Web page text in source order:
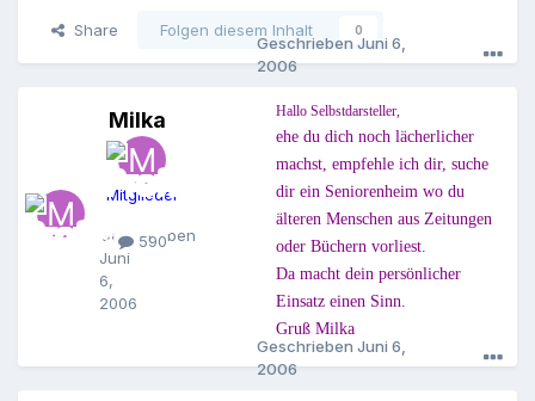
Share Folgen diesem Inhalt 0
M
a
Geschrieben
Juni
6,
2006
Milka
Mitglieder
590
GeschriebenJuni 6,
2006
Hallo Selbstdarsteller,
ehe du dich noch lächerlicher
machst, empfehle ich dir, suche
dir ein Seniorenheim wo du
älteren Menschen aus Zeitungen
oder Büchern vorliest.
Da macht dein persönlicher
Einsatz einen Sinn.
Gruß Milka
Geschrieben Juni 6,
2006